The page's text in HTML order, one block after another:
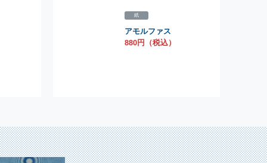
紙
アモルファス
880円（税込）